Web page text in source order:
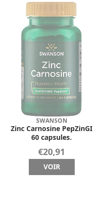
SWANSON
Zinc Carnosine PepZinGI
60 capsules.
€20,91
VOIR